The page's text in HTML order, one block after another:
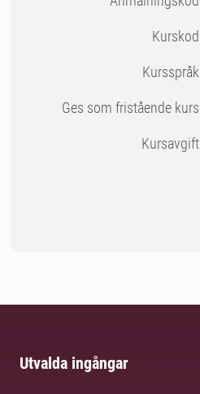
Kurskod
Kursspråk
Ges som fristående kurs
Kursavgift
Utvalda ingångar